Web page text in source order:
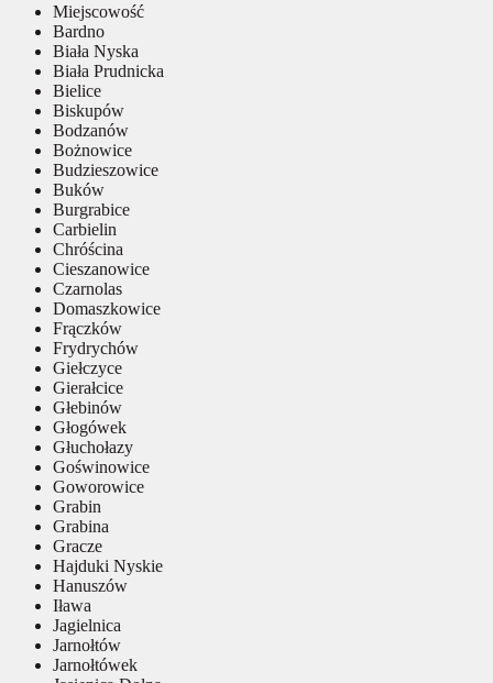
Miejscowość
Bardno
Biała Nyska
Biała Prudnicka
Bielice
Biskupów
Bodzanów
Bożnowice
Budzieszowice
Buków
Burgrabice
Carbielin
Chróścina
Cieszanowice
Czarnolas
Domaszkowice
Frączków
Frydrychów
Giełczyce
Gierałcice
Głebinów
Głogówek
Głuchołazy
Goświnowice
Goworowice
Grabin
Grabina
Gracze
Hajduki Nyskie
Hanuszów
Iława
Jagielnica
Jarnołtów
Jarnołtówek